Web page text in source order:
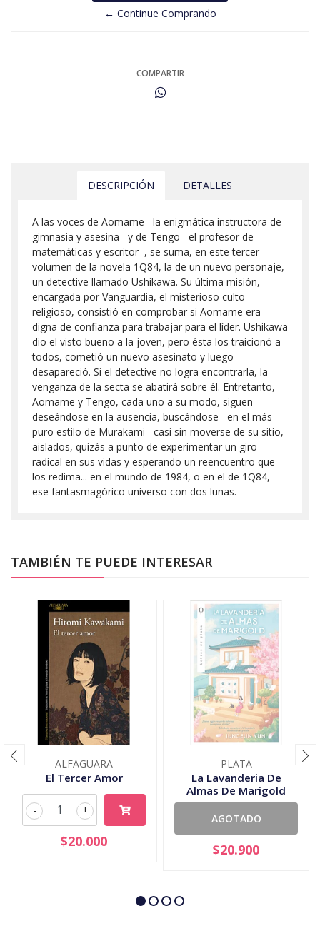
← Continue Comprando
COMPARTIR
DESCRIPCIÓN DETALLES
A las voces de Aomame –la enigmática instructora de
gimnasia y asesina– y de Tengo –el profesor de
matemáticas y escritor–, se suma, en este tercer
volumen de la novela 1Q84, la de un nuevo personaje,
un detective llamado Ushikawa. Su última misión,
encargada por Vanguardia, el misterioso culto
religioso, consistió en comprobar si Aomame era
digna de confianza para trabajar para el líder. Ushikawa
dio el visto bueno a la joven, pero ésta los traicionó a
todos, cometió un nuevo asesinato y luego
desapareció. Si el detective no logra encontrarla, la
venganza de la secta se abatirá sobre él. Entretanto,
Aomame y Tengo, cada uno a su modo, siguen
deseándose en la ausencia, buscándose –en el más
puro estilo de Murakami– casi sin moverse de su sitio,
aislados, quizás a punto de experimentar un giro
radical en sus vidas y esperando un reencuentro que
los redima... en el mundo de 1984, o en el de 1Q84,
ese fantasmagórico universo con dos lunas.
TAMBIÉN TE PUEDE INTERESAR
ALFAGUARA
El Tercer Amor
+
-
$20.000
PLATA
La Lavanderia De
Almas De Marigold
AGOTADO
$20.900